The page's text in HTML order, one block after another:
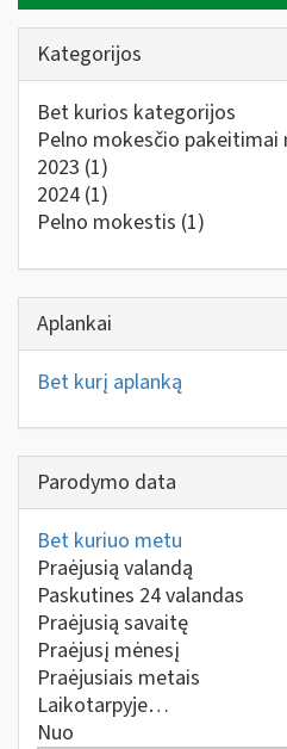
Kategorijos
Bet kurios kategorijos
Pelno mokesčio pakeitimai
2023 (1)
2024 (1)
Pelno mokestis (1)
Aplankai
Bet kurį aplanką
Parodymo data
Bet kuriuo metu
Praėjusią valandą
Paskutines 24 valandas
Praėjusią savaitę
Praėjusį mėnesį
Praėjusiais metais
Laikotarpyje…
Nuo